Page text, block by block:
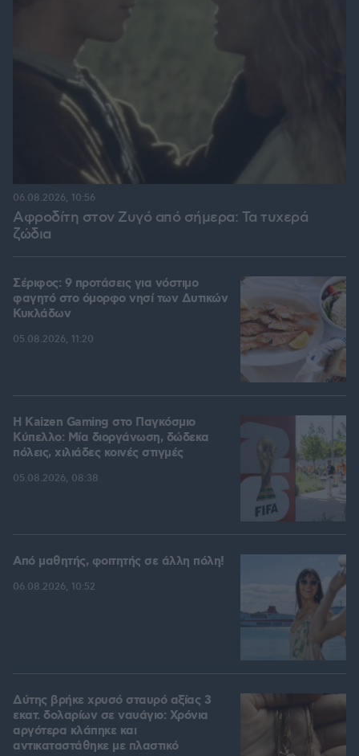
Αφροδίτη στον Ζυγό από σήμερα: Τα τυχερά
ζώδια
06.08.2026, 10:56
Σέριφος: 9 προτάσεις για νόστιμο
φαγητό στο όμορφο νησί των Δυτικών
Κυκλάδων
05.08.2026, 11:20
H Kaizen Gaming στο Παγκόσμιο
Kύπελλο: Μία διοργάνωση, δώδεκα
πόλεις, χιλιάδες κοινές στιγμές
05.08.2026, 08:38
Από μαθητής, φοιτητής σε άλλη πόλη!
06.08.2026, 10:52
Δύτης βρήκε χρυσό σταυρό αξίας 3
εκατ. δολαρίων σε ναυάγιο: Χρόνια
αργότερα κλάπηκε και
αντικαταστάθηκε με πλαστικό